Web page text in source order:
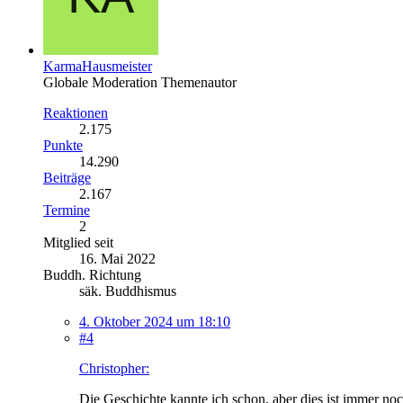
KarmaHausmeister
Globale Moderation Themenautor
Reaktionen
2.175
Punkte
14.290
Beiträge
2.167
Termine
2
Mitglied seit
16. Mai 2022
Buddh. Richtung
säk. Buddhismus
4. Oktober 2024 um 18:10
#4
Christopher:
Die Geschichte kannte ich schon, aber dies ist immer